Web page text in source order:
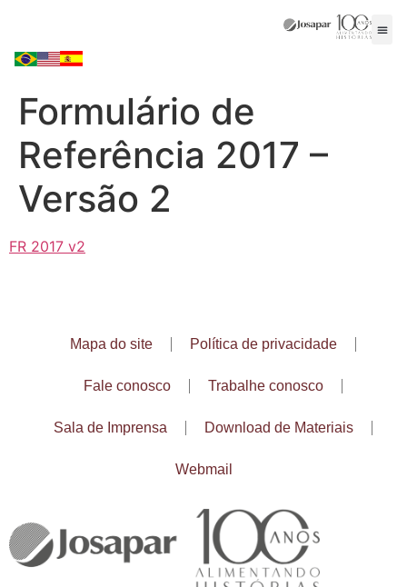
Formulário de
Referência 2017 –
Versão 2
FR 2017 v2
Mapa do site Política de privacidade
Fale conosco Trabalhe conosco
Sala de Imprensa Download de Materiais
Webmail